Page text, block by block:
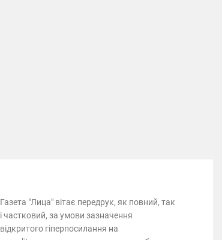
Газета "Лица" вітає передрук, як повний, так
і частковий, за умови зазначення
відкритого гіперпосилання на